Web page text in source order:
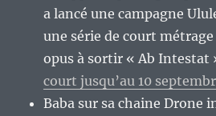
a lancé une campagne
une série de court
opus à sortir « Ab Intestat
court jusqu’au 10
Baba sur sa chaine Drone